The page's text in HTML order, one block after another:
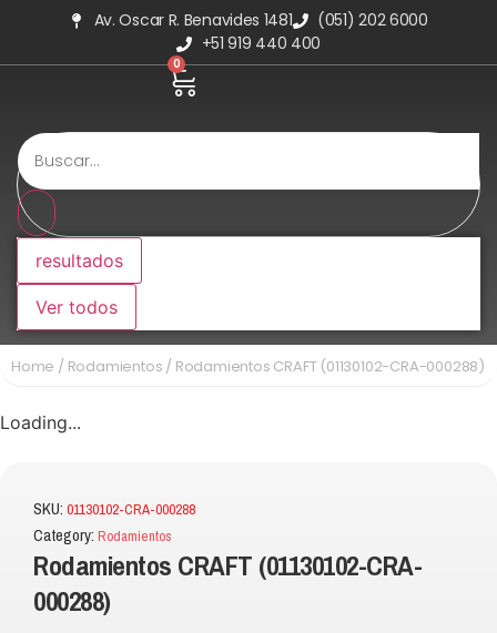
Av. Oscar R. Benavides 1481
(051) 202 6000
+51 919 440 400
0
resultados
Ver todos
Home / Rodamientos / Rodamientos CRAFT (01130102-CRA-000288)
Loading...
SKU: 01130102-CRA-000288
Category: Rodamientos
Rodamientos CRAFT (01130102-CRA-
000288)